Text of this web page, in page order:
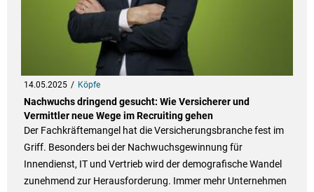
14.05.2025 Köpfe
Nachwuchs dringend gesucht: Wie Versicherer und
Vermittler neue Wege im Recruiting gehen
Der Fachkräftemangel hat die Versicherungsbranche fest im
Griff. Besonders bei der Nachwuchsgewinnung für
Innendienst, IT und Vertrieb wird der demografische Wandel
zunehmend zur Herausforderung. Immer mehr Unternehmen